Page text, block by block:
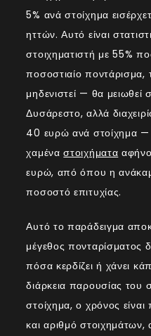
5% ανά στοίχημα
ηττών. Αυτό είναι
στοιχηματιστή με 55%
ποσοστιαίο
μηδενιστεί — θα
Δυσάρεστο, αλλά
40 ευρώ ανά στοίχημα —
χαμέναστοιχήματα
ευρώ, από όπου η
ποσοστό επιτυχίας.
Αυτό το παράδειγμα
μέγεθος πονταρίσματος
πόσα κερδίζει ή χάνει
διάρκεια παρουσίας του
στοίχημα, ο χρόνος
και αριθμό στοιχημάτων,